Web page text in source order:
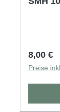
8,00 €
Preise